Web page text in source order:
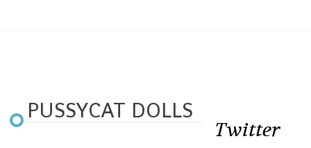
PUSSYCAT DOLLS
Twitter